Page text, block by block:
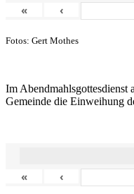
« ‹
Fotos: Gert Mothes
Im Abendmahlsgottesdienst
Gemeinde die Einweihung
« ‹